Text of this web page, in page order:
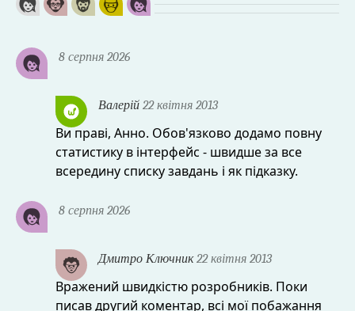
8 серпня 2026
Валерій 22 квітня 2013
Ви праві, Анно. Обов'язково додамо повну
статистику в інтерфейс - швидше за все
всередину списку завдань і як підказку.
8 серпня 2026
Дмитро Ключник22 квітня 2013
Вражений швидкістю розробників. Поки
писав другий коментар, всі мої побажання